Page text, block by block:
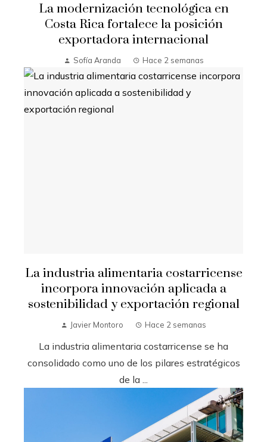
La modernización tecnológica en
Costa Rica fortalece la posición
exportadora internacional
Sofía Aranda Hace 2 semanas
La industria alimentaria costarricense
incorpora innovación aplicada a
sostenibilidad y exportación regional
Javier Montoro Hace 2 semanas
La industria alimentaria costarricense se ha
consolidado como uno de los pilares estratégicos
de la ...